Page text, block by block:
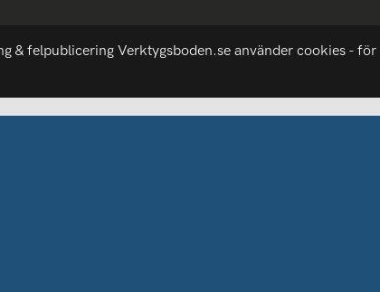
& felpublicering Verktygsboden.se använder cookies - för